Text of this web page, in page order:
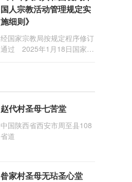
国人宗教活动管理规定实
施细则》
经国家宗教局按规定程序修订
通过 2025年1月18日国家宗
赵代村圣母七苦堂
中国陕西省西安市周至县108
省道
昝家村圣母无玷圣心堂